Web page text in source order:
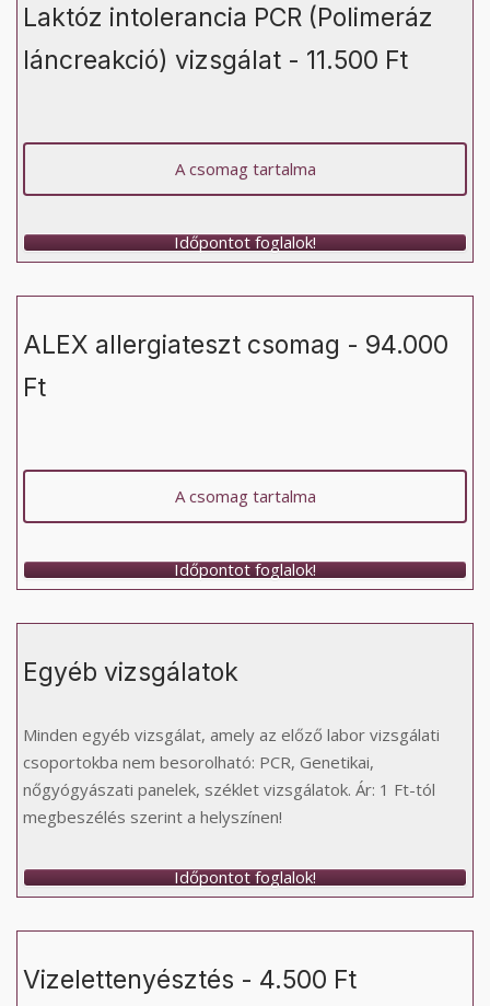
Laktóz intolerancia PCR (Polimeráz
láncreakció) vizsgálat - 11.500 Ft
A csomag tartalma
Időpontot foglalok!
ALEX allergiateszt csomag - 94.000
Ft
A csomag tartalma
Időpontot foglalok!
Egyéb vizsgálatok
Minden egyéb vizsgálat, amely az előző labor vizsgálati
csoportokba nem besorolható: PCR, Genetikai,
nőgyógyászati panelek, széklet vizsgálatok. Ár: 1 Ft-tól
megbeszélés szerint a helyszínen!
Időpontot foglalok!
Vizelettenyésztés - 4.500 Ft